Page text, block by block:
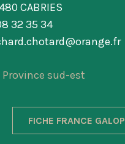
CABRIES
32 35 34
Province sud-est
FICHE FRANCE GALOP